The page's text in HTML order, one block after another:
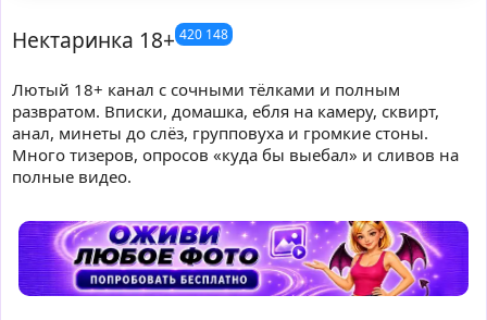
Нектаринка 18+ 420 148
Лютый 18+ канал с сочными тёлками и полным
развратом. Вписки, домашка, ебля на камеру, сквирт,
анал, минеты до слёз, групповуха и громкие стоны.
Много тизеров, опросов «куда бы выебал» и сливов на
полные видео.